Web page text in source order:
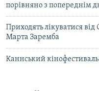
порівняно з попереднім
Приходять лікуватися
Марта Заремба
Каннський